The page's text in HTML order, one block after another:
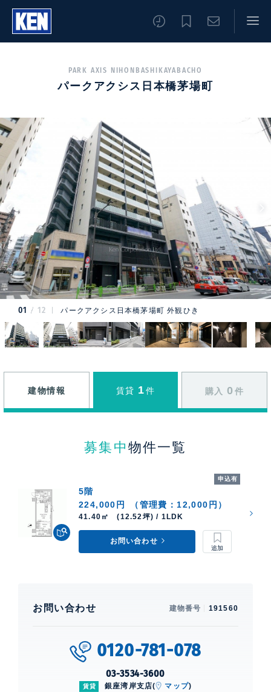
PARK AXIS NIHONBASHIKAYABACHO
パークアクシス日本橋茅場町
01 12 パークアクシス日本橋茅場町 外観ひき
建物情報 賃貸 1 件 購入 0 件
募集中 物件一覧
申込有
5階
224,000円
（管理費：12,000円）
41.40㎡ (12.52坪) / 1LDK
お問い合わせ
お問い合わせ 建物番号 191560
0120-781-078
03-3534-3600
賃貸 銀座湾岸支店( マップ)